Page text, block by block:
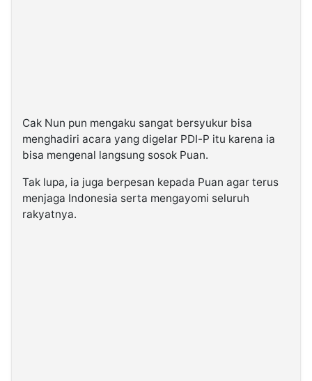
Cak Nun pun mengaku sangat bersyukur bisa
menghadiri acara yang digelar PDI-P itu karena ia
bisa mengenal langsung sosok Puan.
Tak lupa, ia juga berpesan kepada Puan agar terus
menjaga Indonesia serta mengayomi seluruh
rakyatnya.